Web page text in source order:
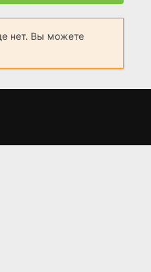
нет. Вы можете
Марьян